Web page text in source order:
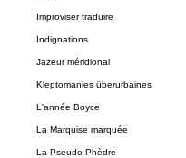
Improviser traduire
Indignations
Jazeur méridional
Kleptomanies überurbaines
L'année Boyce
La Marquise marquée
La Pseudo-Phèdre